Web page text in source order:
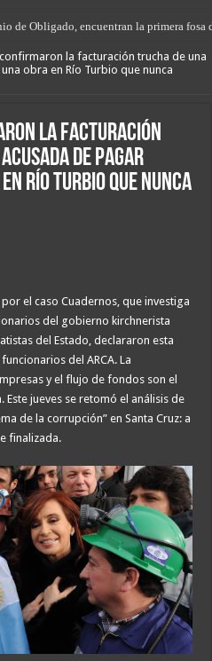
de Obligado, encuentran la primera fosa
vendedor de drogas de Las
la facturación trucha de una
obra en Río Turbio que nunca
la facturación
de pagar
Río Turbio que nunca
el caso Cuadernos, que investiga
del gobierno kirchnerista
del Estado, declararon esta
del ARCA. La
y el flujo de fondos son el
jueves se retomó el análisis de
de la corrupción” en Santa Cruz: a
finalizada.